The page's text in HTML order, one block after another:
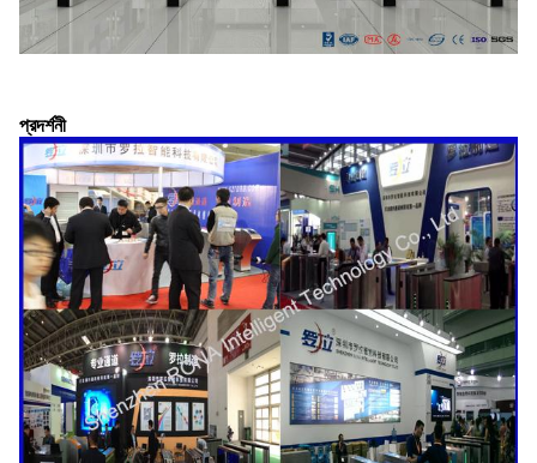
প্রদর্শনী